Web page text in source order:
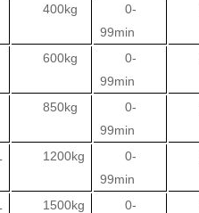
400kg
0-
99min
600kg
0-
99min
850kg
0-
99min
1200kg
0-
99min
1500kg
0-